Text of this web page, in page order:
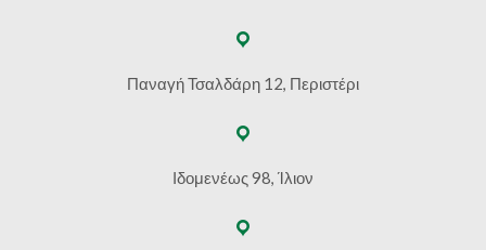
Παναγή Τσαλδάρη 12, Περιστέρι
Ιδομενέως 98, Ίλιον